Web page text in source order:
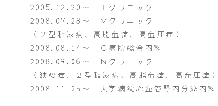
2005.12.20～ Ｉクリニック
2008.07.28～ Ｍクリニック
（２型糖尿病、高脂血症、高血圧症）
2008.08.14～ Ｃ病院総合内科
2008.09.06～ Ｎクリニック
（狭心症、２型糖尿病、高脂血症、高血圧症）
2008.11.25～ 大学病院心血管腎内分泌内科